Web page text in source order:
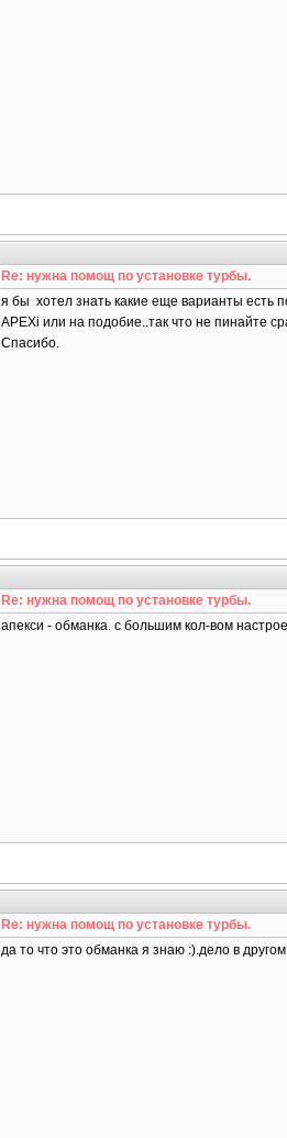
Re: нужна помощ по установке турбы.
я бы хотел знать какие еще варианты есть
APEXi или на подобие..так что не пинайте
Спасибо.
Re: нужна помощ по установке турбы.
апекси - обманка. с большим кол-вом
Re: нужна помощ по установке турбы.
да то что это обманка я знаю :).дело в